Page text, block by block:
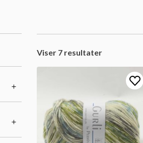
Viser 7 resultater